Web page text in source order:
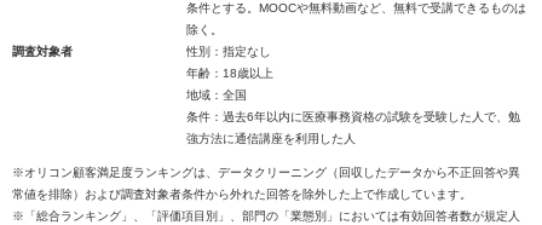
条件とする。MOOCや無料動画など、無料で受講できるものは
除く。
調査対象者
性別：指定なし
年齢：18歳以上
地域：全国
条件：過去6年以内に医療事務資格の試験を受験した人で、勉
強方法に通信講座を利用した人
※オリコン顧客満足度ランキングは、データクリーニング（回収したデータから不正回答や異
常値を排除）および調査対象者条件から外れた回答を除外した上で作成しています。
※「総合ランキング」、「評価項目別」、部門の「業態別」においては有効回答者数が規定人